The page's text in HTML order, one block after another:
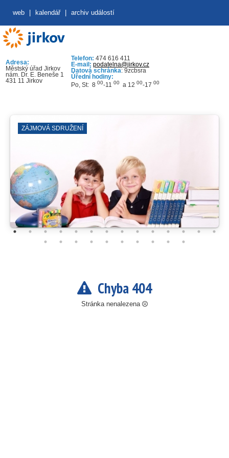
web kalendář archiv událostí
Adresa:
Městský úřad Jirkov
nám. Dr. E. Beneše 1
431 11 Jirkov
Telefon: 474 616 411
E-mail: podatelna@jirkov.cz
Datová schránka: 9zcbsra
Úřední hodiny:
Po, St: 8 00-11 00 a 12 00-17 00
ZÁJMOVÁ SDRUŽENÍ
Chyba 404
Stránka nenalezena